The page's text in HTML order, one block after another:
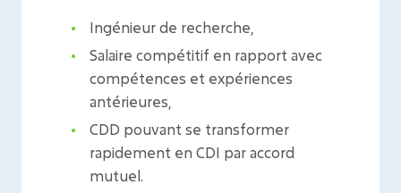
Ingénieur de recherche,
Salaire compétitif en rapport avec
compétences et expériences
antérieures,
CDD pouvant se transformer
rapidement en CDI par accord
mutuel.